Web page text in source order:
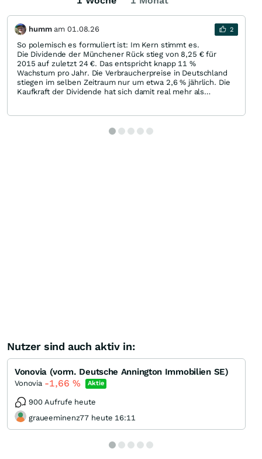
humm am01.08.26 2
So polemisch es formuliert ist: Im Kern stimmt es.
Die Dividende der Münchener Rück stieg von 8,25 € für
2015 auf zuletzt 24 €. Das entspricht knapp 11 %
Wachstum pro Jahr. Die Verbraucherpreise in Deutschland
stiegen im selben Zeitraum nur um etwa 2,6 % jährlich. Die
Kaufkraft der Dividende hat sich damit real mehr als
mehr Dividende pro Jahr sind unrealistisch. Plausibler
Nutzer sind auch aktiv in:
Vonovia (vorm. Deutsche Annington Immobilien SE)
Vonovia -1,66% Aktie
900 Aufrufe heute
graueeminenz77 heute 16:11